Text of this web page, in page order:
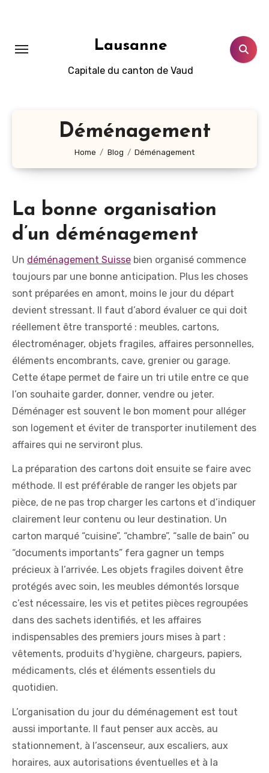
Lausanne
Capitale du canton de Vaud
Déménagement
Home Blog Déménagement
La bonne organisation
d’un déménagement
Un déménagement Suisse bien organisé commence
toujours par une bonne anticipation. Plus les choses
sont préparées en amont, moins le jour du départ
devient stressant. Il faut d’abord évaluer ce qui doit
réellement être transporté : meubles, cartons,
électroménager, objets fragiles, affaires personnelles,
éléments encombrants, cave, grenier ou garage.
Cette étape permet de faire un tri utile entre ce que
l’on souhaite garder, donner, vendre ou jeter.
Déménager est souvent le bon moment pour alléger
son logement et éviter de transporter inutilement des
affaires qui ne serviront plus.
La préparation des cartons doit ensuite se faire avec
méthode. Il est préférable de ranger les objets par
pièce, de ne pas trop charger les cartons et d’indiquer
clairement leur contenu ou leur destination. Un
carton marqué “cuisine”, “chambre”, “salle de bain” ou
“documents importants” fera gagner un temps
précieux à l’arrivée. Les objets fragiles doivent être
protégés avec soin, les meubles démontés lorsque
c’est nécessaire, les vis et petites pièces regroupées
dans des sachets identifiés, et les affaires
indispensables des premiers jours mises à part :
vêtements, produits d’hygiène, chargeurs, papiers,
médicaments, clés et éléments essentiels du
quotidien.
L’organisation du jour du déménagement est tout
aussi importante. Il faut penser aux accès, au
stationnement, à l’ascenseur, aux escaliers, aux
horaires, aux autorisations éventuelles et à la